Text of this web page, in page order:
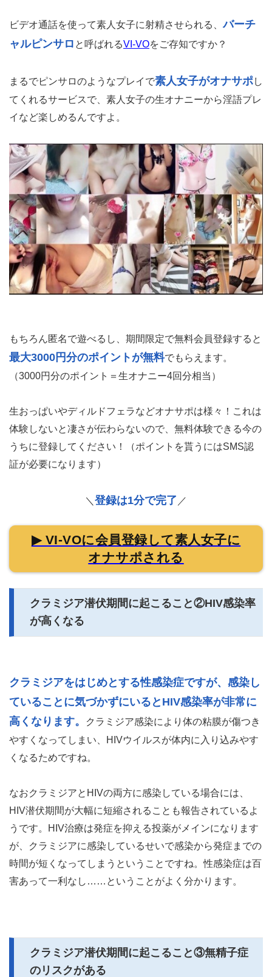
ビデオ通話を使って素人女子に射精させられる、バーチ
ャルピンサロ と呼ばれるVI-VOをご存知ですか？
まるでピンサロのようなプレイで素人女子がオナサポし
てくれるサービスで、素人女子の生オナニーから淫語プレ
イなど楽しめるんですよ。
もちろん匿名で遊べるし、期間限定で無料会員登録すると
最大3000円分のポイントが無料でもらえます。
（3000円分のポイント＝生オナニー4回分相当）
生おっぱいやディルドフェラなどオナサポは様々！これは
体験しないと凄さが伝わらないので、無料体験できる今の
うちに登録してください！（ポイントを貰うにはSMS認
証が必要になります）
＼ 登録は1分で完了 ／
▶ VI-VOに会員登録して素人女子に
オナサポされる
クラミジア潜伏期間に起こること②HIV感染率
が高くなる
クラミジアをはじめとする性感染症ですが、感染し
ていることに気づかずにいるとHIV感染率が非常に
高くなります。
クラミジア感染により体の粘膜が傷つき
やすくなってしまい、HIVウイルスが体内に入り込みやす
くなるためですね。
なおクラミジアとHIVの両方に感染している場合には、
HIV潜伏期間が大幅に短縮されることも報告されているよ
うです。HIV治療は発症を抑える投薬がメインになります
が、クラミジアに感染しているせいで感染から発症までの
時間が短くなってしまうということですね。性感染症は百
害あって一利なし……ということがよく分かります。
クラミジア潜伏期間に起こること③無精子症
のリスクがある